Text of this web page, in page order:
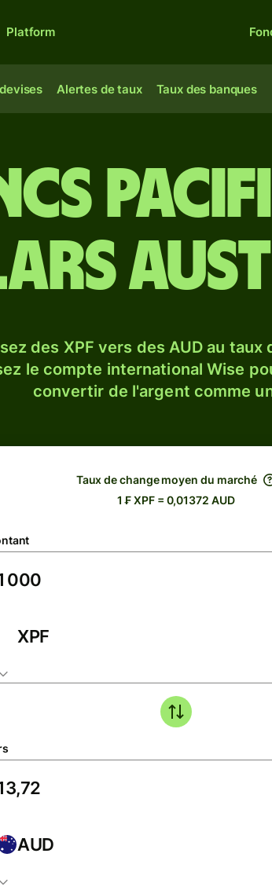
Platform
Alertes de taux Taux des banques
des XPF vers des AUD au taux
le compte international Wise
convertir de l'argent comme
Taux de change moyen du marché
1 ₣ XPF = 0,01372 AUD
XPF
AUD